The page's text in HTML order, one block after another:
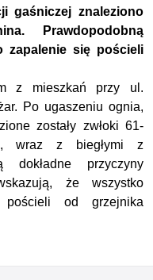
gaśniczej znaleziono
Prawdopodobną
zapalenie się pościeli
z mieszkań przy ul.
Po ugaszeniu ognia,
zostały zwłoki 61-
wraz z biegłymi z
dokładne przyczyny
że wszystko
od grzejnika